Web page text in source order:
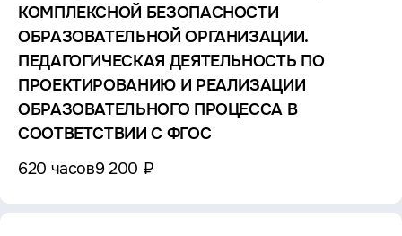
КОМПЛЕКСНОЙ БЕЗОПАСНОСТИ
ОБРАЗОВАТЕЛЬНОЙ ОРГАНИЗАЦИИ.
ПЕДАГОГИЧЕСКАЯ ДЕЯТЕЛЬНОСТЬ ПО
ПРОЕКТИРОВАНИЮ И РЕАЛИЗАЦИИ
ОБРАЗОВАТЕЛЬНОГО ПРОЦЕССА В
СООТВЕТСТВИИ С ФГОС
620 часов9 200 ₽